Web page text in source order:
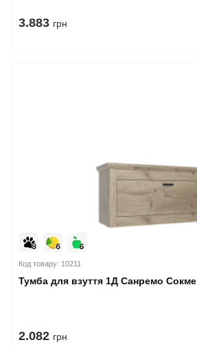
3.883 грн
Код товару: 10211
Тумба для взуття 1Д Санремо Сокме
2.082 грн